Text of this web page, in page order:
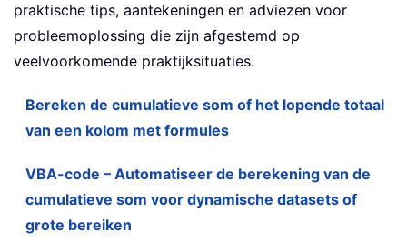
praktische tips, aantekeningen en adviezen voor
probleemoplossing die zijn afgestemd op
veelvoorkomende praktijksituaties.
Bereken de cumulatieve som of het lopende totaal
van een kolom met formules
VBA-code – Automatiseer de berekening van de
cumulatieve som voor dynamische datasets of
grote bereiken